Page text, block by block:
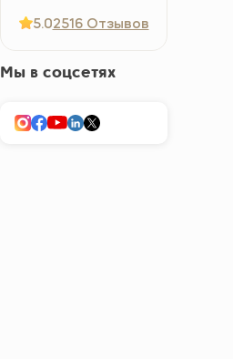
5.02516 Отзывов
Мы в соцсетях